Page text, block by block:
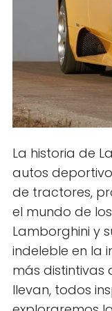
La historia de
autos
de tractores,
el mundo de
Lamborghini y
indeleble en la
más distintivas
llevan, todos